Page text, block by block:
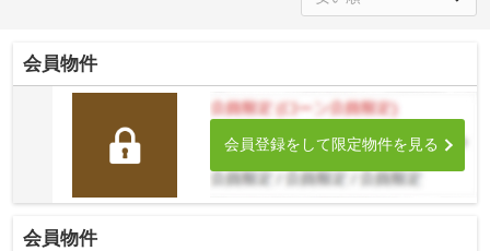
会員物件
会員登録をして限定物件を見る
会員物件